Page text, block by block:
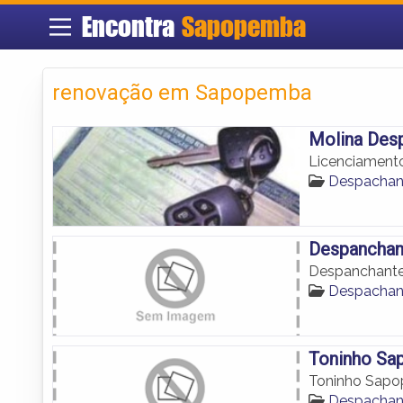
Encontra Sapopemba
renovação em Sapopemba
Molina
Toninho
Toninho